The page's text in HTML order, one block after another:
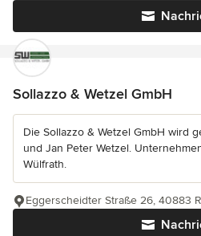
Sollazzo & Wetzel GmbH
Die Sollazzo & Wetzel GmbH wird
und Jan Peter Wetzel.
Wülfrath.
Eggerscheidter Straße 26, 40883